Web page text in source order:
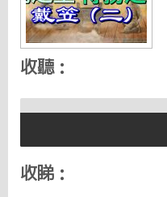
收聽：
收睇：